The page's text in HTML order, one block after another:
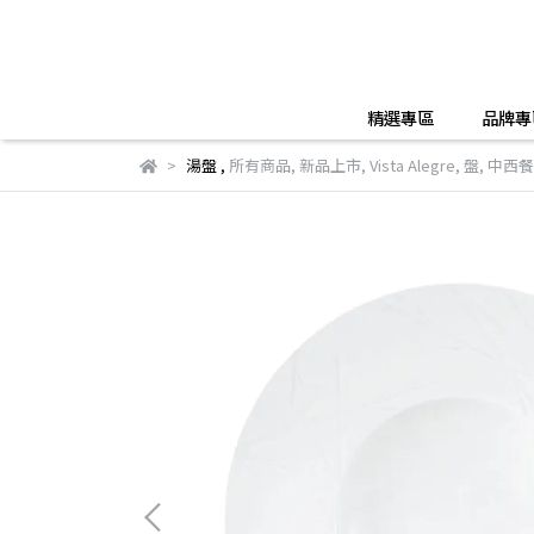
精選專區 品牌
湯盤, 所有商品, 新品上市, Vista Alegre, 盤, 中西